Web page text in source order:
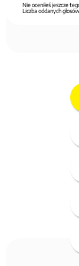
Nie oceniłeś jeszcze
Liczba oddanych